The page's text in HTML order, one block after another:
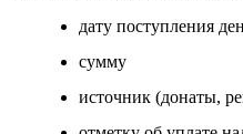
дату поступления
сумму
источник (донаты,